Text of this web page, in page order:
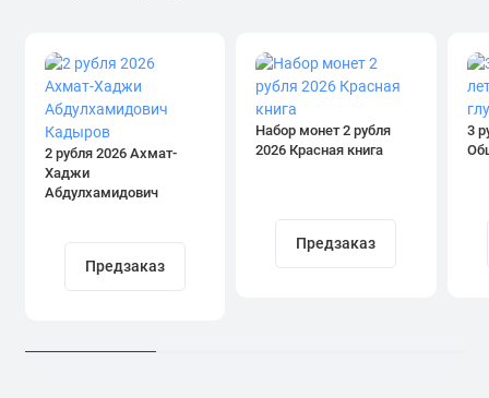
2 рубля 2026 Ахмат-
Хаджи
Абдулхамидович
Предзаказ
Набор монет 2 рубля
2026 Красная книга
Предзаказ
3